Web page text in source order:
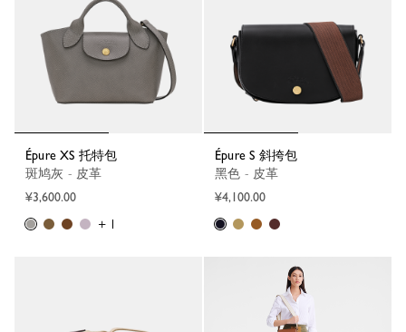
Épure XS 托特包
斑鸠灰 - 皮革
¥3,600.00
+ 1
Épure S 斜挎包
黑色 - 皮革
¥4,100.00